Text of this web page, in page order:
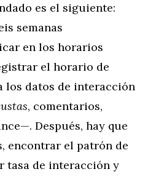
es el siguiente:
semanas
en los horarios
el horario de
los datos de interacción
, comentarios,
Después, hay que
encontrar el patrón de
tasa de interacción y